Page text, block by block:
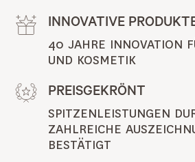
INNOVATIVE
40 JAHRE INNOVATION
UND KOSMETIK
PREISGEKRÖNT
SPITZENLEISTUNGEN
ZAHLREICHE
BESTÄTIGT